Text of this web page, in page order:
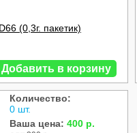
(0,3г. пакетик)
Добавить в корзину
Количество:
0 шт.
Ваша цена: 400 р.